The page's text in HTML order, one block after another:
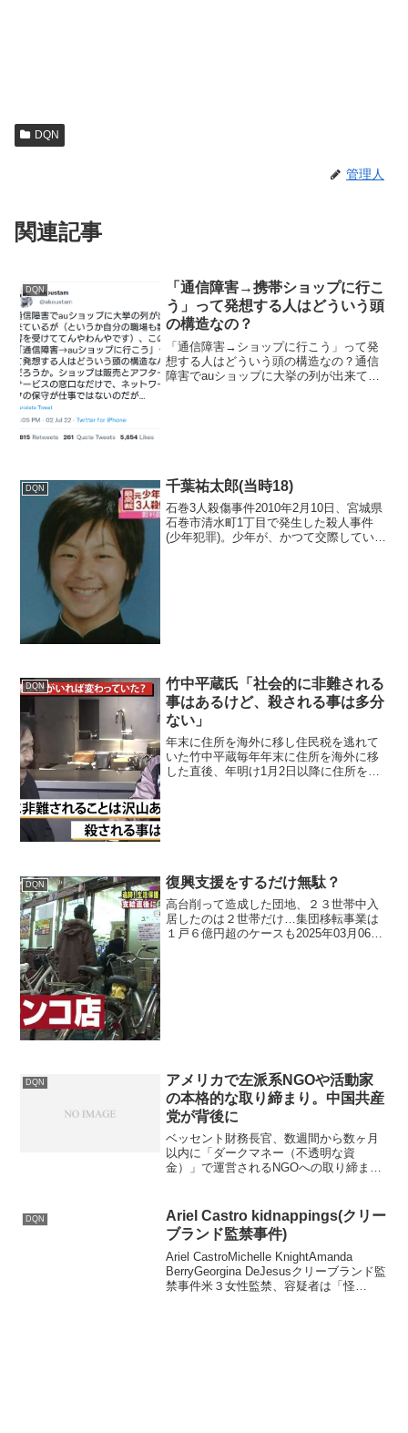
DQN
管理人
関連記事
DQN
「通信障害→携帯ショップに行こ
う」って発想する人はどういう頭
の構造なの？
「通信障害→ショップに行こう」って発
想する人はどういう頭の構造なの？通信
障害でauショップに大挙の列が出来てい
DQN 千葉祐太郎(当時18)
石巻3人殺傷事件2010年2月10日、宮城県
石巻市清水町1丁目で発生した殺人事件
(少年犯罪)。少年が、かつて交際していた
DQN
竹中平蔵氏「社会的に非難される
事はあるけど、殺される事は多分
ない」
年末に住所を海外に移し住民税を逃れて
いた竹中平蔵毎年年末に住所を海外に移
した直後、年明け1月2日以降に住所を日
DQN 復興支援をするだけ無駄？
高台削って造成した団地、２３世帯中入
居したのは２世帯だけ…集団移転事業は
１戸６億円超のケースも2025年03月06日
DQN
アメリカで左派系NGOや活動家
の本格的な取り締まり。中国共産
党が背後に
ベッセント財務長官、数週間から数ヶ月
以内に「ダークマネー（不透明な資
金）」で運営されるNGOへの取り締まり
"Weeks...
DQN
Ariel Castro kidnappings(クリー
ブランド監禁事件)
Ariel CastroMichelle KnightAmanda
BerryGeorgina DeJesusクリーブランド監
禁事件米３女性監禁、容疑者は「怪